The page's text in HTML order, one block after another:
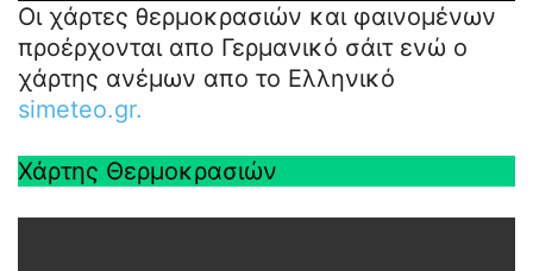
Οι χάρτες θερμοκρασιών και φαινομένων
προέρχονται απο Γερμανικό σάιτ ενώ ο
χάρτης ανέμων απο το Ελληνικό
simeteo.gr.
Χάρτης Θερμοκρασιών